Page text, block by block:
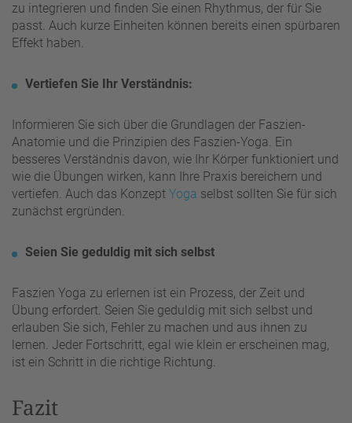
zu integrieren und finden Sie einen Rhythmus, der für Sie
passt. Auch kurze Einheiten können bereits einen spürbaren
Effekt haben.
Vertiefen Sie Ihr Verständnis:
Informieren Sie sich über die Grundlagen der Faszien-
Anatomie und die Prinzipien des Faszien-Yoga. Ein
besseres Verständnis davon, wie Ihr Körper funktioniert und
wie die Übungen wirken, kann Ihre Praxis bereichern und
vertiefen. Auch das Konzept Yoga selbst sollten Sie für sich
zunächst ergründen.
Seien Sie geduldig mit sich selbst
Faszien Yoga zu erlernen ist ein Prozess, der Zeit und
Übung erfordert. Seien Sie geduldig mit sich selbst und
erlauben Sie sich, Fehler zu machen und aus ihnen zu
lernen. Jeder Fortschritt, egal wie klein er erscheinen mag,
ist ein Schritt in die richtige Richtung.
Fazit